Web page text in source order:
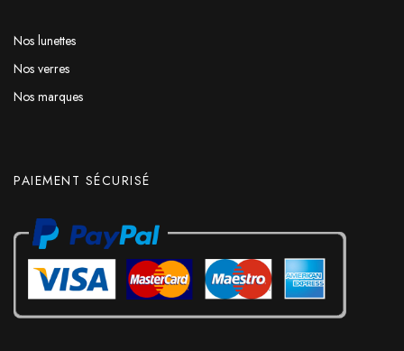
Nos lunettes
Nos verres
Nos marques
PAIEMENT SÉCURISÉ